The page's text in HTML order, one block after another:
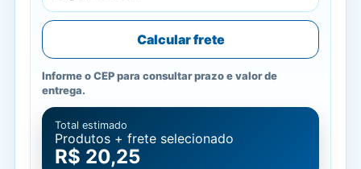
Calcular frete
Informe o CEP para consultar prazo e valor de
entrega.
Total estimado
Produtos + frete selecionado
R$ 20,25